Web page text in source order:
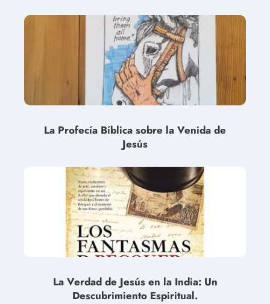
La Profecía Bíblica sobre la Venida de
Jesús
La Verdad de Jesús en la India: Un
Descubrimiento Espiritual.